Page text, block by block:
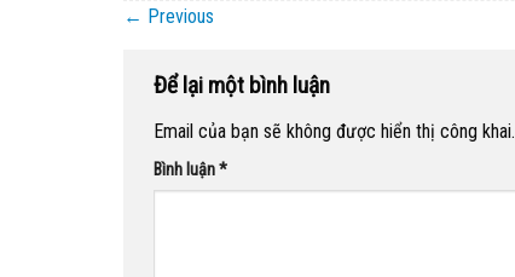
← Previous
Để lại một bình luận
Email của bạn sẽ không được hiển thị công khai.
Bình luận*